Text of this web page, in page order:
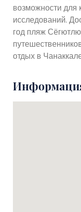
возможности для
исследований.
год пляж
отдых в